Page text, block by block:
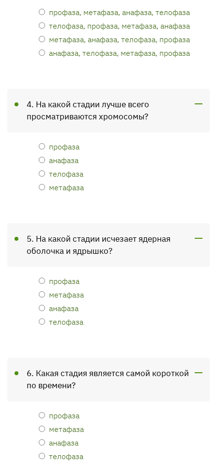
профаза, метафаза, анафаза, телофаза
телофаза, профаза, метафаза, анафаза
метафаза, анафаза, телофаза, профаза
анафаза, телофаза, метафаза, профаза
4. На какой стадии лучше всего
просматриваются хромосомы?
профаза
анафаза
телофаза
метафаза
5. На какой стадии исчезает ядерная
оболочка и ядрышко?
профаза
метафаза
анафаза
телофаза
6. Какая стадия является самой короткой
по времени?
профаза
метафаза
анафаза
телофаза